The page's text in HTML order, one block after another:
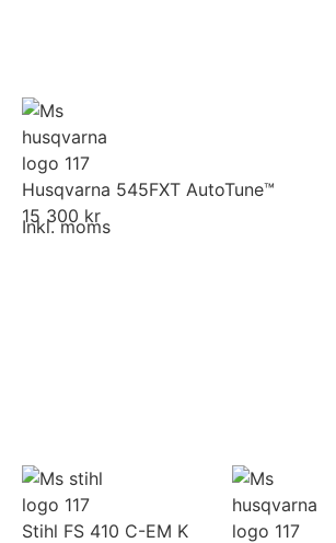
Husqvarna 545FXT AutoTune™
15 300 kr
Inkl. moms
Stihl FS 410 C-EM K